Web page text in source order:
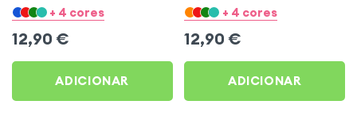
Squid Game - bracelete
+ 4 cores
12,90 €
ADICIONAR
Squid Game - bracelete
+ 4 cores
12,90 €
ADICIONAR